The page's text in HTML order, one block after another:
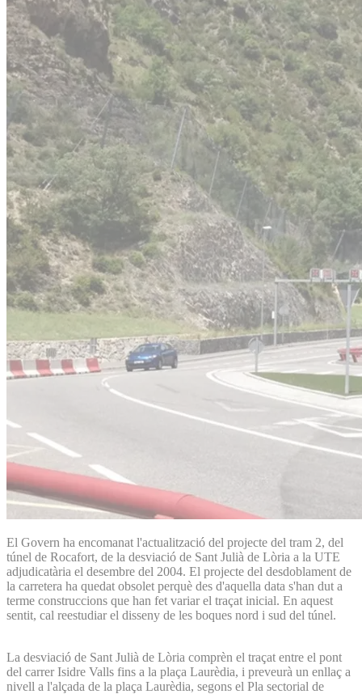
El Govern ha encomanat l'actualització del projecte del tram 2, del
túnel de Rocafort, de la desviació de Sant Julià de Lòria a la UTE
adjudicatària el desembre del 2004. El projecte del desdoblament de
la carretera ha quedat obsolet perquè des d'aquella data s'han dut a
terme construccions que han fet variar el traçat inicial. En aquest
sentit, cal reestudiar el disseny de les boques nord i sud del túnel.
La desviació de Sant Julià de Lòria comprèn el traçat entre el pont
del carrer Isidre Valls fins a la plaça Laurèdia, i preveurà un enllaç a
nivell a l'alçada de la plaça Laurèdia, segons el Pla sectorial de